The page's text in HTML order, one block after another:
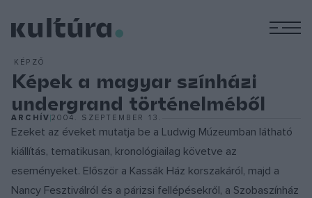
KÉPZŐ
Képek a magyar színházi
undergrand történelméből
ARCHÍV2004. SZEPTEMBER 13.
Ezeket az éveket mutatja be a Ludwig Múzeumban látható
kiállítás, tematikusan, kronológiailag követve az
eseményeket. Először a Kassák Ház korszakáról, majd a
Nancy Fesztiválról és a párizsi fellépésekről, a Szobaszínház